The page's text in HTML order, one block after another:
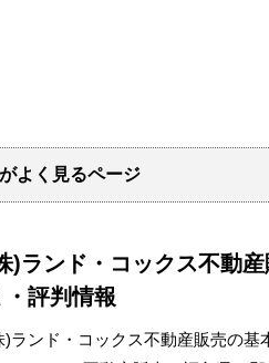
よく見るページ
)ランド・コックス不動
・評判情報
)ランド・コックス不動産販売の基